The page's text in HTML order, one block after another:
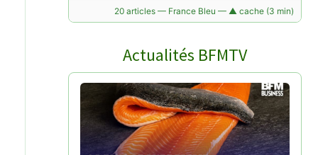
attractivité pour ces vacances d'été 2026.
Une manière de faire (re)découvrir le
Lire la suite →
20 articles — France Bleu — ▲ cache (3 min)
Actualités BFMTV